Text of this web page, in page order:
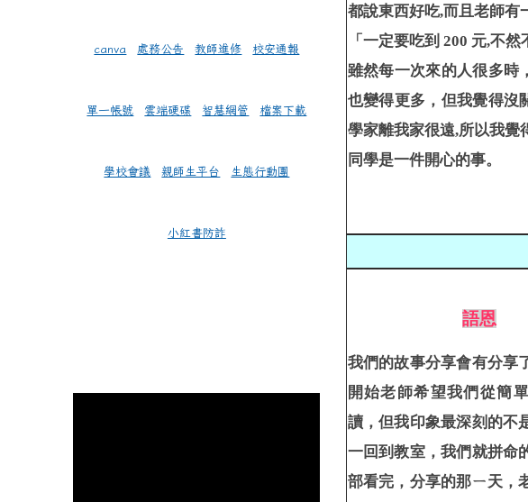
canva 處務公告 教師進修 校安通報
單一帳號 雲端硬碟 智慧網管 檔案下載
學校會議 親師生平台 生態行動團
小紅書防詐
都說東西好吃,而且老師有
「 一定要吃到 200 元,不然
雖然每一次來的人很多時
也變得更多，但我覺得沒
學家離我家很遠,所以我覺
同學是一件開心的事。
語恩
我們的故事分享會有分享
開始老師希望我們從簡
讀，但我印象最深刻 的不
一回到教室，我們就拼命
部看完，分享的那ㄧ天，